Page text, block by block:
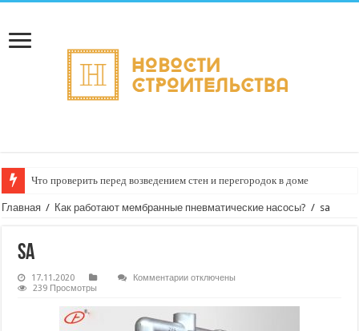
Что проверить перед возведением стен и перегородок в доме
Главная / Как работают мембранные пневматические насосы? / sa
sa
17.11.2020 Комментариикотключены
239 Просмотры